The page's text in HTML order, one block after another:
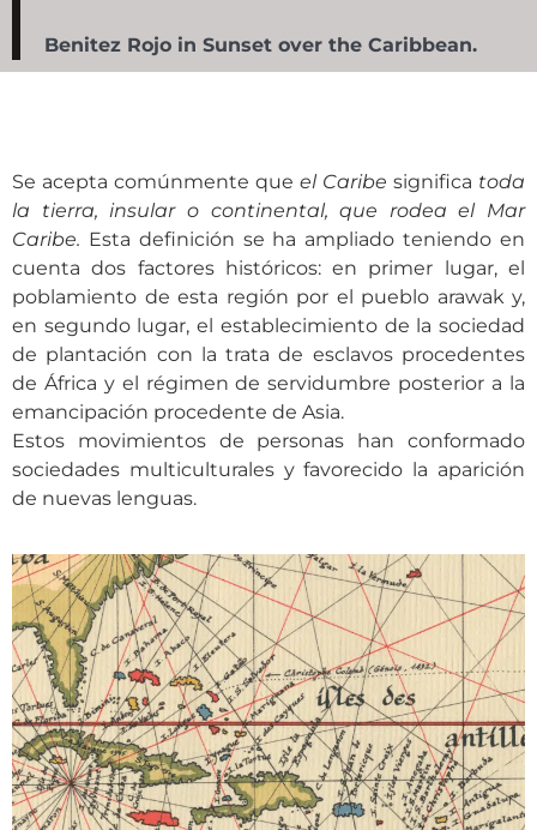
Benitez Rojo in Sunset over the Caribbean.
Se acepta comúnmente que el Caribe significa toda
la tierra, insular o continental, que rodea el Mar
Caribe. Esta definición se ha ampliado teniendo en
cuenta dos factores históricos: en primer lugar, el
poblamiento de esta región por el pueblo arawak y,
en segundo lugar, el establecimiento de la sociedad
de plantación con la trata de esclavos procedentes
de África y el régimen de servidumbre posterior a la
emancipación procedente de Asia.
Estos movimientos de personas han conformado
sociedades multiculturales y favorecido la aparición
de nuevas lenguas.